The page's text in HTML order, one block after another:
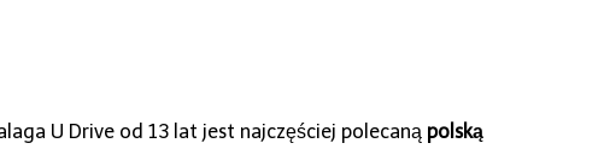
U Drive od 13 lat jest najczęściej polecaną polską